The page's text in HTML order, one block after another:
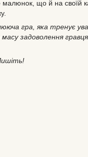
малюнок, що й на своїй
гра, яка тренує
масу задоволення